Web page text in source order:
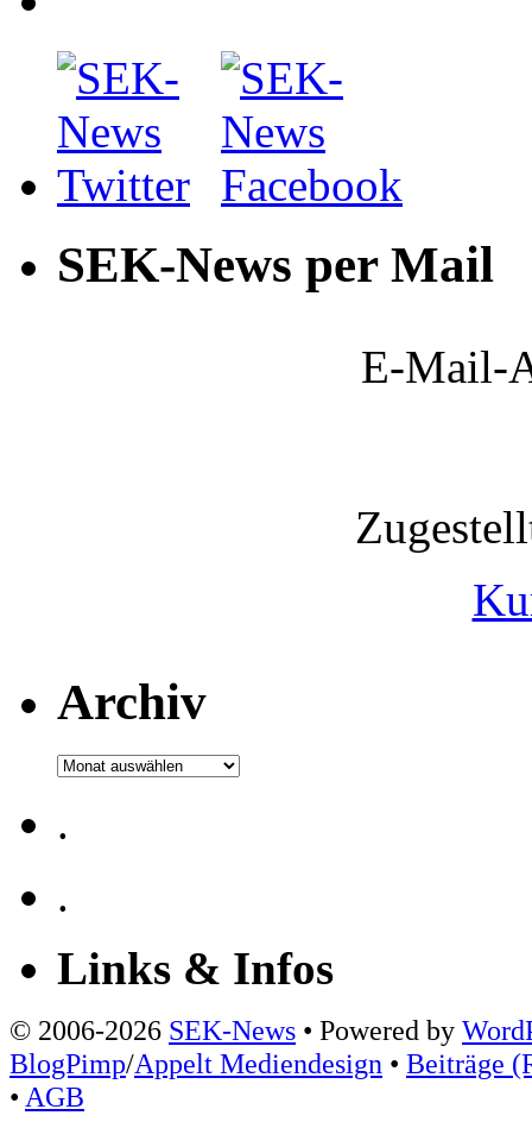
SEK-News per Mail
E-Mail-
Archiv
Archiv
.
.
Links & Infos
© 2006-2026 SEK-News • Powered by
BlogPimp/Appelt Mediendesign • Beiträge
• AGB